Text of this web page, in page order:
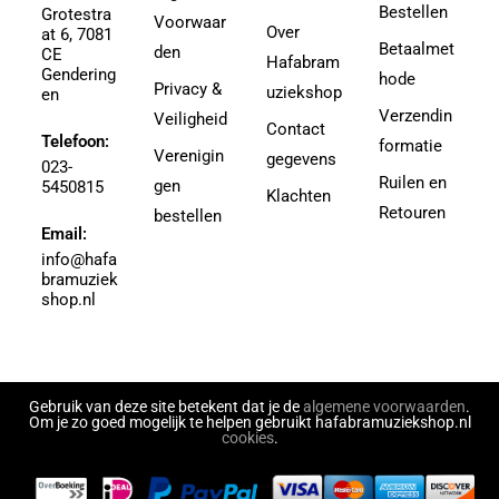
Agrell, Jeffrey
Agricole-Genin, Paul
Aguilar, Walter Leon
Aguilera, Christina
Ahbez, Eden
Ahle, Johann R.
Ahronheim, Albert
Airto Moreira Ramon Zenker
Aitken
Aitken, Robert
Al Hirt
Al-Odeh, Simon
3-4
3.5
30
3e divisie
4
4,5
4,5 (3e divisie)
4.5
6
7
43497
Grotestra
at 6, 7081
CE
Gendering
en
Telefoon:
023-
5450815
Email:
info@hafa
bramuziek
shop.nl
Voorwaar
den
Privacy &
Veiligheid
Verenigin
gen
bestellen
Over
Hafabram
uziekshop
Contact
gegevens
Klachten
Bestellen
Betaalmet
hode
Verzendin
formatie
Ruilen en
Retouren
Gebruik van deze site betekent dat je dealgemene voorwaarden.
Om je zo goed mogelijk te helpen gebruikt hafabramuziekshop.nl
cookies.